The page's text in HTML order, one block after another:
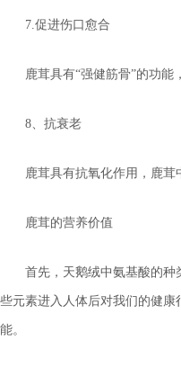
7.促进伤口愈合
鹿茸具有“强健筋骨”的功
8、抗衰老
鹿茸具有抗氧化作用，鹿
鹿茸的营养价值
首先，天鹅绒中氨基酸的
些元素进入人体后对我们的健
能。